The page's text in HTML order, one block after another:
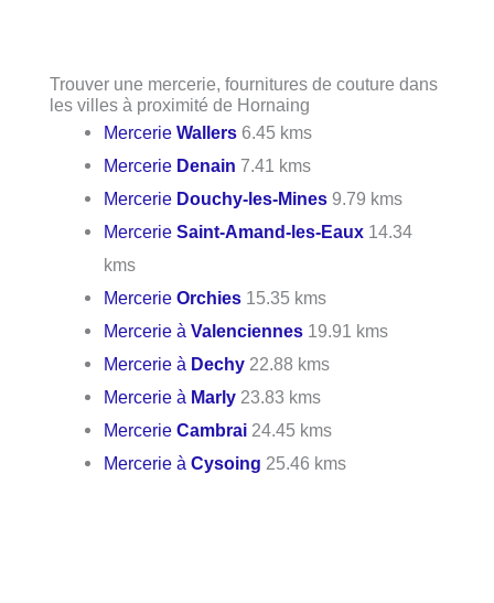
Trouver une mercerie, fournitures de couture dans
les villes à proximité de Hornaing
MercerieWallers 6.45 kms
Mercerie Denain 7.41 kms
Mercerie Douchy-les-Mines 9.79 kms
MercerieSaint-Amand-les-Eaux 14.34
kms
MercerieOrchies 15.35 kms
Mercerie àValenciennes 19.91 kms
Mercerie à Dechy 22.88 kms
Mercerie à Marly 23.83 kms
MercerieCambrai 24.45 kms
Mercerie àCysoing 25.46 kms